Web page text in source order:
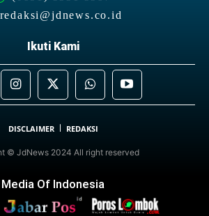
redaksi@jdnews.co.id
Ikuti Kami
DISCLAIMER REDAKSI
© JdNews 2024 All right reserved
Media Of Indonesia